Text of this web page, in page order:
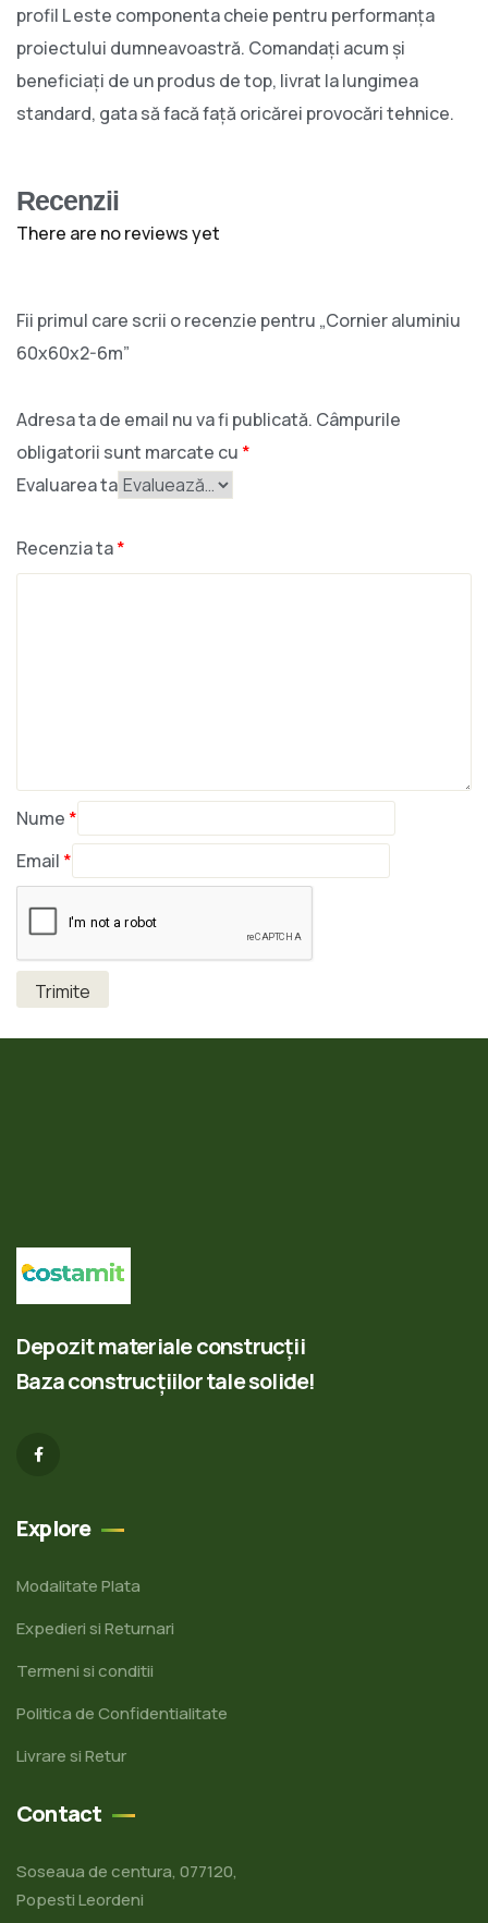
profil L este componenta cheie pentru performanța
proiectului dumneavoastră. Comandați acum și
beneficiați de un produs de top, livrat la lungimea
standard, gata să facă față oricărei provocări tehnice.
Recenzii
There are no reviews yet
Fii primul care scrii o recenzie pentru „Cornier aluminiu
60x60x2-6m”
Adresa ta de email nu va fi publicată. Câmpurile
obligatorii sunt marcate cu *
Evaluarea ta
Recenzia ta*
Nume *
Email *
Depozit materiale construcții
Baza construcțiilor tale solide!
Explore
Modalitate Plata
Expedieri si Returnari
Termeni si conditii
Politica de Confidentialitate
Livrare si Retur
Contact
Soseaua de centura, 077120,
Popesti Leordeni